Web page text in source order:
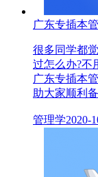
广东专插本
很多同学都
过怎么办?不
广东专插本
助大家顺利
管理学2020-